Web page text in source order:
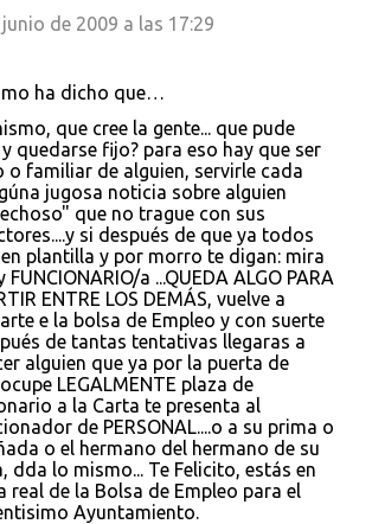
de 2009 a las 17:29
ha dicho que…
que cree la gente... que pude
quedarse fijo? para eso hay que ser
o familiar de alguien, servirle cada
jugosa noticia sobre alguien
que no trague con sus
si después de que ya todos
plantilla y por morro te digan: mira
FUNCIONARIO/a ...QUEDA ALGO PARA
ENTRE LOS DEMÁS, vuelve a
e la bolsa de Empleo y con suerte
de tantas tentativas llegaras a
alguien que ya por la puerta de
LEGALMENTE plaza de
a la Carta te presenta al
de PERSONAL....o a su prima o
o el hermano del hermano de su
dda lo mismo... Te Felicito, estás en
real de la Bolsa de Empleo para el
Ayuntamiento.